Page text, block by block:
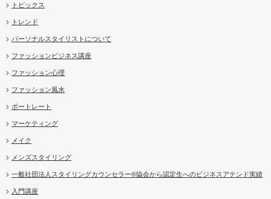
トピックス
トレンド
パーソナルスタイリストについて
ファッションビジネス講座
ファッション心理
ファッション風水
ポートレート
マーケティング
メイク
メンズスタイリング
一般社団法人スタイリングカウンセラー®協会から認定生へのビジネスアテンド実績
入門講座